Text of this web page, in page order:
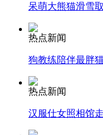
消防员救轻生者
纽约上演“枕头大
呆萌大熊猫滑雪
热点新闻
狗教练陪伴最胖
热点新闻
汉服仕女照相馆